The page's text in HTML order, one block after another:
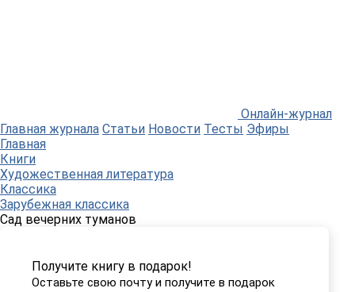
Онлайн-журнал
Главная журнала Статьи Новости Тесты Эфиры
Главная
Книги
Художественная литература
Классика
Зарубежная классика
Сад вечерних туманов
Получите книгу в подарок!
Оставьте свою почту и получите в подарок